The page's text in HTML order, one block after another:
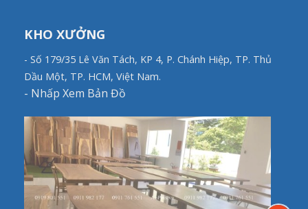
KHO XƯỞNG
- Số 179/35 Lê Văn Tách, KP 4, P. Chánh Hiệp, TP. Thủ
Dầu Một, TP. HCM, Việt Nam.
- Nhấp Xem Bản Đồ